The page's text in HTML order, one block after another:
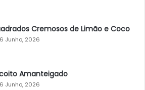
Cremosos de Limão e Coco
Junho, 2026
Amanteigado
Junho, 2026